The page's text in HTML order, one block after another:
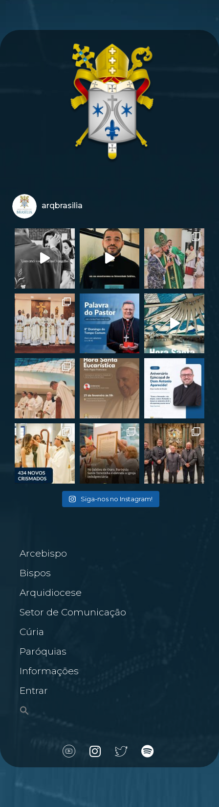
arqbrasilia
Siga-nos no Instagram!
Arcebispo
Bispos
Arquidiocese
Setor de Comunicação
Cúria
Paróquias
Informações
Entrar